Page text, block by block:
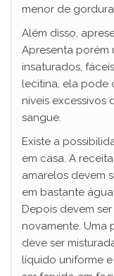
menor de
Além disso,
Apresenta
insaturados,
lecitina, ela pode
níveis excessivos
sangue.
Existe a
em casa. A
amarelos devem
em bastante
Depois devem
novamente. Uma
deve ser
líquido uniforme